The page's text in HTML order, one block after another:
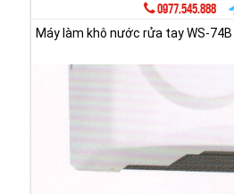
0977.545.888
Máy làm khô nước rửa tay WS-74B